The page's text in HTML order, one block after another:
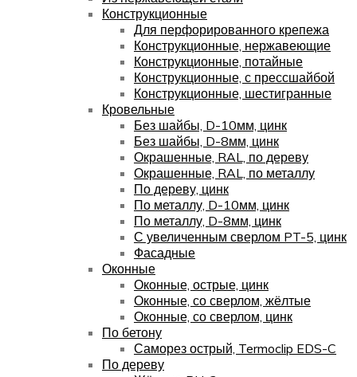
Конструкционные
Для перфорированного крепежа
Конструкционные, нержавеющие
Конструкционные, потайные
Конструкционные, с прессшайбой
Конструкционные, шестигранные
Кровельные
Без шайбы, D-10мм, цинк
Без шайбы, D-8мм, цинк
Окрашенные, RAL, по дереву
Окрашенные, RAL, по металлу
По дереву, цинк
По металлу, D-10мм, цинк
По металлу, D-8мм, цинк
С увеличенным сверлом PT-5, цинк
Фасадные
Оконные
Оконные, острые, цинк
Оконные, со сверлом, жёлтые
Оконные, со сверлом, цинк
По бетону
Саморез острый, Termoclip EDS-C
По дереву